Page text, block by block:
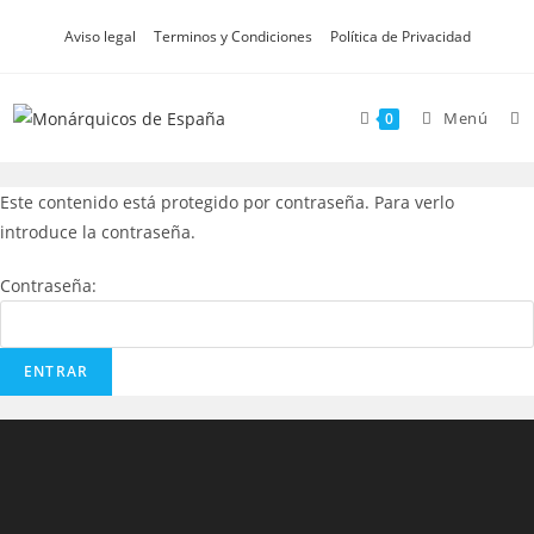
Aviso legal Terminos y Condiciones Política de Privacidad
0 Menú
Este contenido está protegido por contraseña. Para verlo
introduce la contraseña.
Contraseña: